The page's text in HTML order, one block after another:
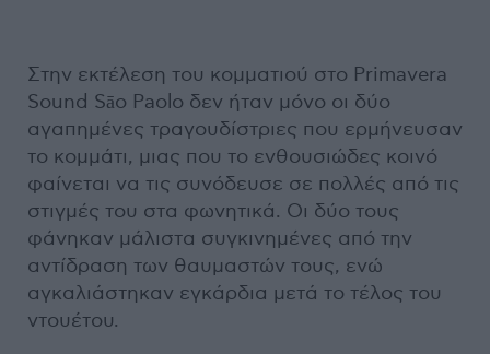
Στην εκτέλεση του κομματιού στο Primavera
Sound Sāo Paolo δεν ήταν μόνο οι δύο
αγαπημένες τραγουδίστριες που ερμήνευσαν
το κομμάτι, μιας που το ενθουσιώδες κοινό
φαίνεται να τις συνόδευσε σε πολλές από τις
στιγμές του στα φωνητικά. Οι δύο τους
φάνηκαν μάλιστα συγκινημένες από την
αντίδραση των θαυμαστών τους, ενώ
αγκαλιάστηκαν εγκάρδια μετά το τέλος του
ντουέτου.